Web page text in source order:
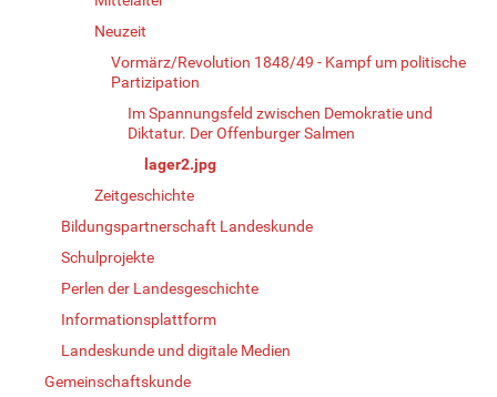
Neuzeit
Vormärz/Revolution 1848/49 - Kampf um politische
Partizipation
Im Spannungsfeld zwischen Demokratie und
Diktatur. Der Offenburger Salmen
lager2.jpg
Zeitgeschichte
Bildungspartnerschaft Landeskunde
Schulprojekte
Perlen der Landesgeschichte
Informationsplattform
Landeskunde und digitale Medien
Gemeinschaftskunde